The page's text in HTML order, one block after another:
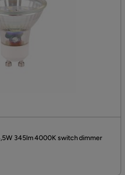
345lm 4000K switch dimmer